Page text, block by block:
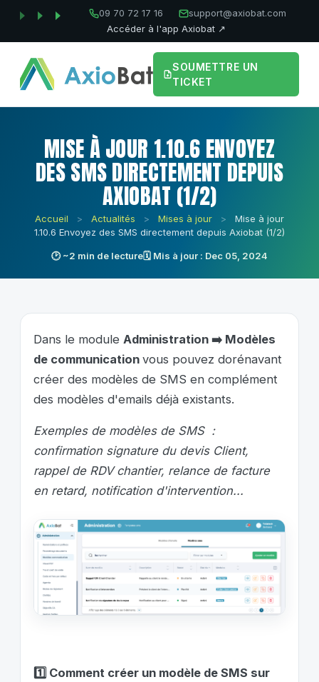
09 70 72 17 16
support@axiobat.com
Accéder à l'app Axiobat ↗
SOUMETTRE UN
TICKET
MISE À JOUR 1.10.6 ENVOYEZ
DES SMS DIRECTEMENT DEPUIS
AXIOBAT (1/2)
Accueil > Actualités > Mises à jour >
Mise à jour
1.10.6 Envoyez des SMS directement depuis Axiobat (1/2)
🕑 ~2 min de lecture🗓 Mis à jour : Dec 05, 2024
Dans le module Administration ➡️ Modèles
de communication vous pouvez dorénavant
créer des modèles de SMS en complément
des modèles d'emails déjà existants.
Exemples de modèles de SMS :
confirmation signature du devis Client,
rappel de RDV chantier, relance de facture
en retard, notification d'intervention...
1️⃣ Comment créer un modèle de SMS sur